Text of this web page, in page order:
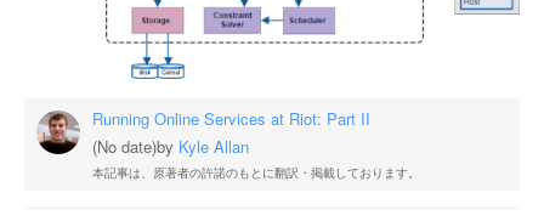
Running Online Services at Riot: Part II
(No date)by Kyle Allan
本記事は、原著者の許諾のもとに翻訳・掲載しております。